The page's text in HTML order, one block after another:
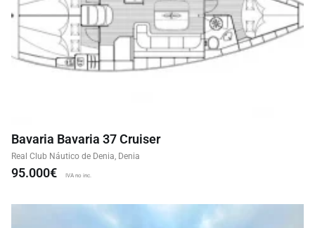
Bavaria Bavaria 37 Cruiser
Real Club Náutico de Denia, Denia
95.000€ IVA no inc.